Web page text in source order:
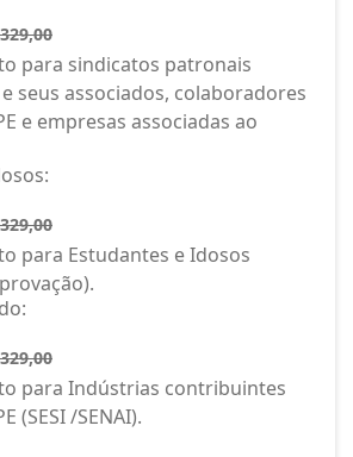
para sindicatos patronais
e seus associados, colaboradores
e empresas associadas ao
para Estudantes e Idosos
para Indústrias contribuintes
(SESI /SENAI).